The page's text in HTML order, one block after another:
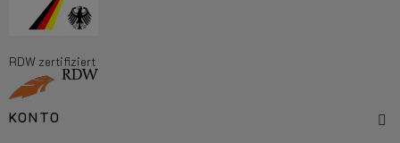
RDW zertifiziert
KONTO